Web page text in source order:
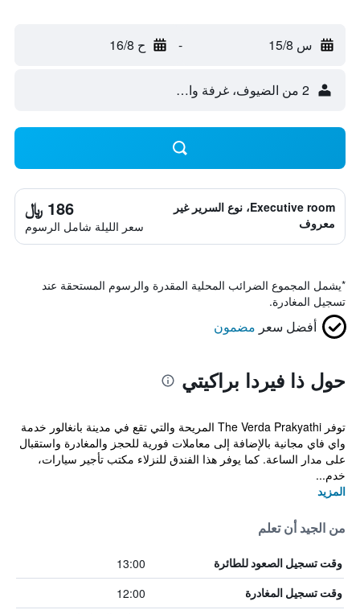
س 15/8 - ح 16/8
2 من الضيوف، غرفة واحدة
Executive room، نوع السرير غير
معروف
186 ﷼
سعر الليلة شامل الرسوم
*يشمل المجموع الضرائب المحلية المقدرة والرسوم المستحقة عند
تسجيل المغادرة.
أفضل سعر مضمون
حول ذا فيردا براكيتي
توفر The Verda Prakyathi المريحة والتي تقع في مدينة بانغالور خدمة
واي فاي مجانية بالإضافة إلى معاملات فورية للحجز والمغادرة واستقبال
على مدار الساعة. كما يوفر هذا الفندق للنزلاء مكتب تأجير سيارات،
خدم...
المزيد
من الجيد أن تعلم
وقت تسجيل الصعود للطائرة 13:00
وقت تسجيل المغادرة 12:00